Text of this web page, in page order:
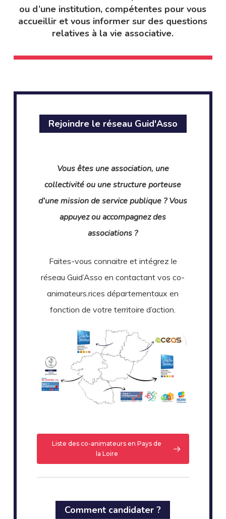
ou d’une institution, compétentes pour vous
accueillir et vous informer sur des questions
relatives à la vie associative.
Rejoindre le réseau Guid'Asso
Vous êtes une association, une
collectivité ou une structure porteuse
d’une mission de service publique ? Vous
appuyez ou accompagnez des
associations ?
Faites-vous connaitre et intégrez le
réseau Guid’Asso en contactant vos co-
animateurs.rices départementaux en
fonction de votre territoire d’action.
Liste des co-animateurs en Pays de
la Loire
Comment candidater ?